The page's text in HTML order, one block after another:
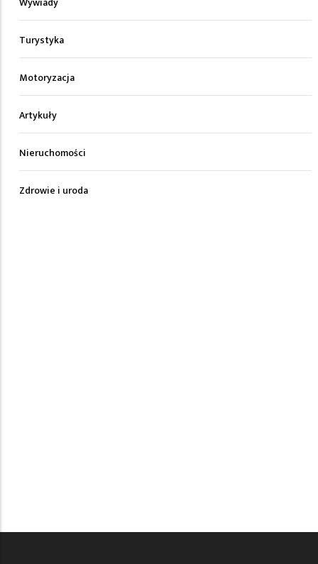
Turystyka
Motoryzacja
Artykuły
Nieruchomości
Zdrowie i uroda